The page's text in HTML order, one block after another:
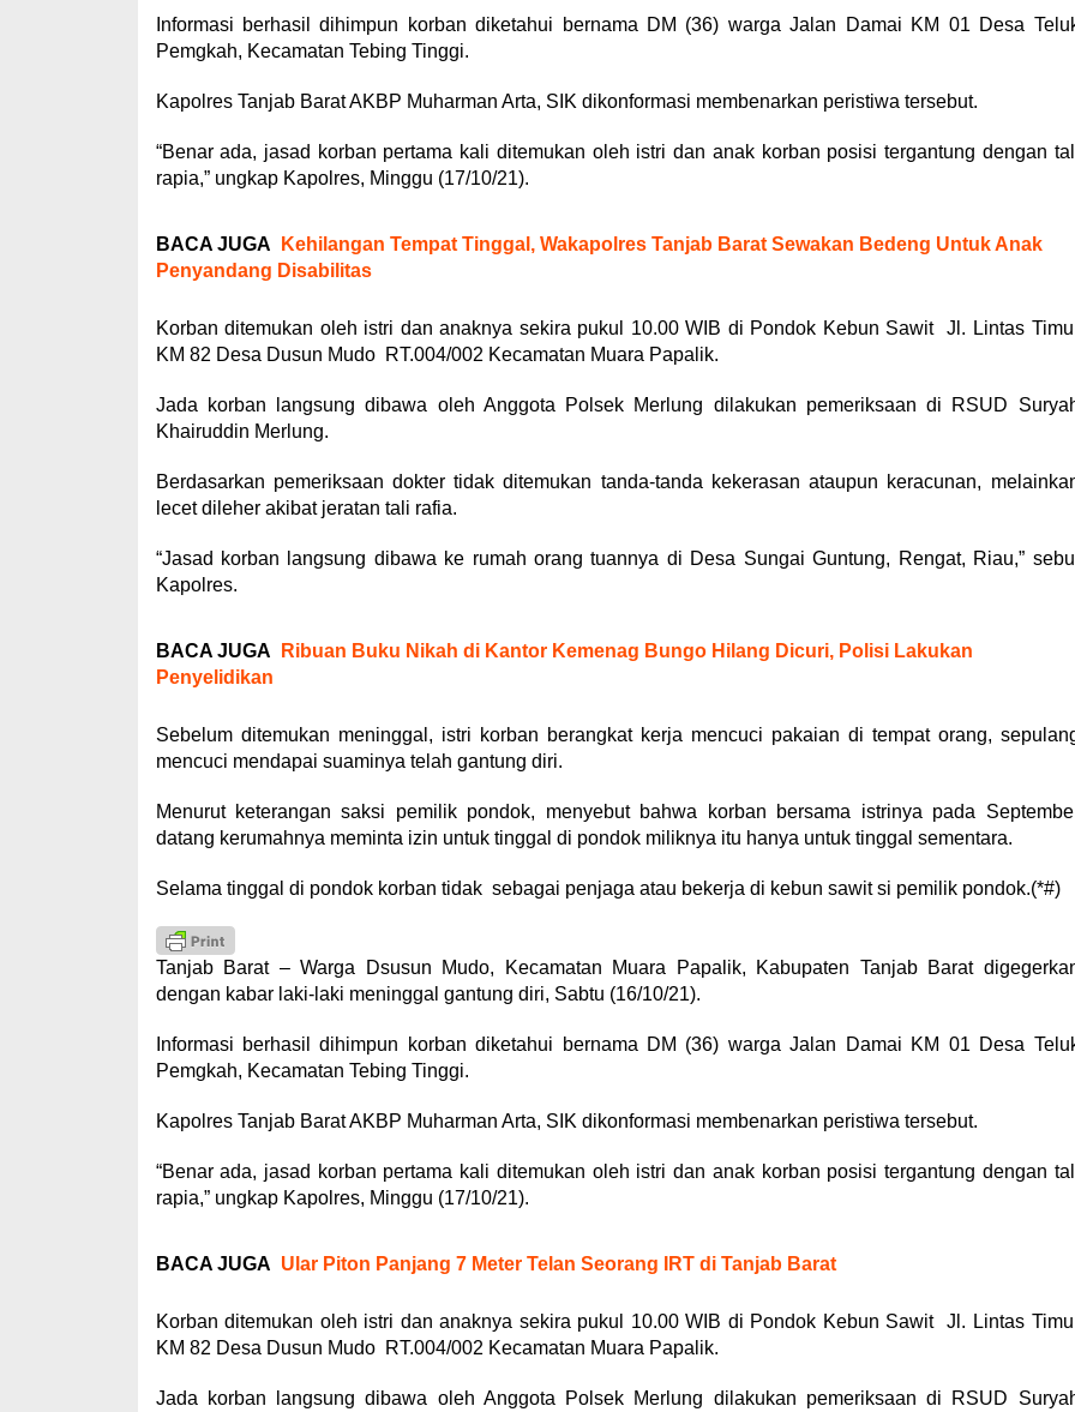
Informasi berhasil dihimpun korban diketahui bernama DM (36) warga Jalan Damai KM 01 Desa
Pemgkah, Kecamatan Tebing Tinggi.
Kapolres Tanjab Barat AKBP Muharman Arta, SIK dikonformasi membenarkan peristiwa tersebut.
“Benar ada, jasad korban pertama kali ditemukan oleh istri dan anak korban posisi tergantung dengan
rapia,” ungkap Kapolres, Minggu (17/10/21).
BACA JUGA
Kehilangan Tempat Tinggal, Wakapolres Tanjab Barat Sewakan Bedeng Untuk Anak
Penyandang Disabilitas
Korban ditemukan oleh istri dan anaknya sekira pukul 10.00 WIB di Pondok Kebun Sawit Jl. Lintas
KM 82 Desa Dusun Mudo RT.004/002 Kecamatan Muara Papalik.
Jada korban langsung dibawa oleh Anggota Polsek Merlung dilakukan pemeriksaan di RSUD
Khairuddin Merlung.
Berdasarkan pemeriksaan dokter tidak ditemukan tanda-tanda kekerasan ataupun keracunan,
lecet dileher akibat jeratan tali rafia.
“Jasad korban langsung dibawa ke rumah orang tuannya di Desa Sungai Guntung, Rengat, Riau,”
Kapolres.
BACA JUGA
Ribuan Buku Nikah di Kantor Kemenag Bungo Hilang Dicuri, Polisi Lakukan
Penyelidikan
Sebelum ditemukan meninggal, istri korban berangkat kerja mencuci pakaian di tempat orang,
mencuci mendapai suaminya telah gantung diri.
Menurut keterangan saksi pemilik pondok, menyebut bahwa korban bersama istrinya pada
datang kerumahnya meminta izin untuk tinggal di pondok miliknya itu hanya untuk tinggal sementara.
Selama tinggal di pondok korban tidak sebagai penjaga atau bekerja di kebun sawit si pemilik pondok.(*#)
Tanjab Barat – Warga Dsusun Mudo, Kecamatan Muara Papalik, Kabupaten Tanjab Barat
dengan kabar laki-laki meninggal gantung diri, Sabtu (16/10/21).
Informasi berhasil dihimpun korban diketahui bernama DM (36) warga Jalan Damai KM 01 Desa
Pemgkah, Kecamatan Tebing Tinggi.
Kapolres Tanjab Barat AKBP Muharman Arta, SIK dikonformasi membenarkan peristiwa tersebut.
“Benar ada, jasad korban pertama kali ditemukan oleh istri dan anak korban posisi tergantung dengan
rapia,” ungkap Kapolres, Minggu (17/10/21).
BACA JUGA Ular Piton Panjang 7 Meter Telan Seorang IRT di Tanjab Barat
Korban ditemukan oleh istri dan anaknya sekira pukul 10.00 WIB di Pondok Kebun Sawit Jl. Lintas
KM 82 Desa Dusun Mudo RT.004/002 Kecamatan Muara Papalik.
Jada korban langsung dibawa oleh Anggota Polsek Merlung dilakukan pemeriksaan di RSUD